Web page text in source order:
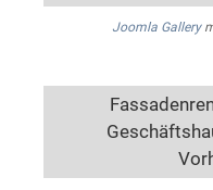
Joomla Gallery